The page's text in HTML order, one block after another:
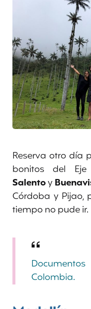
Reserva otro día
bonitos del
Salentoy
Córdoba y Pijao,
tiempo no pude ir.
Colombia.